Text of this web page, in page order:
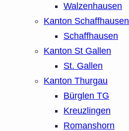
Walzenhausen
Kanton Schaffhausen
Schaffhausen
Kanton St Gallen
St. Gallen
Kanton Thurgau
Bürglen TG
Kreuzlingen
Romanshorn